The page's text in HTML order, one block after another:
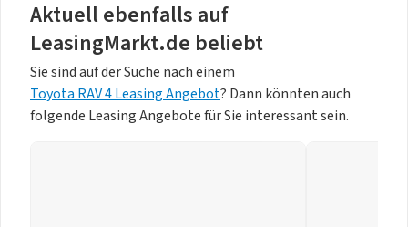
Aktuell ebenfalls auf
LeasingMarkt.de beliebt
Sie sind auf der Suche nach einem
Toyota RAV 4 Leasing Angebot? Dann könnten auch
folgende Leasing Angebote für Sie interessant sein.